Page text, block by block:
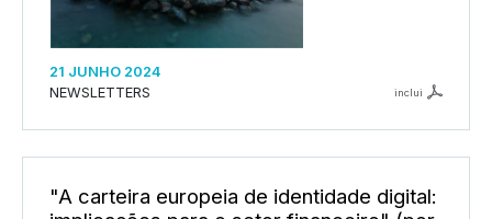
21 JUNHO 2024
NEWSLETTERS
inclui
"A carteira europeia de identidade digital: